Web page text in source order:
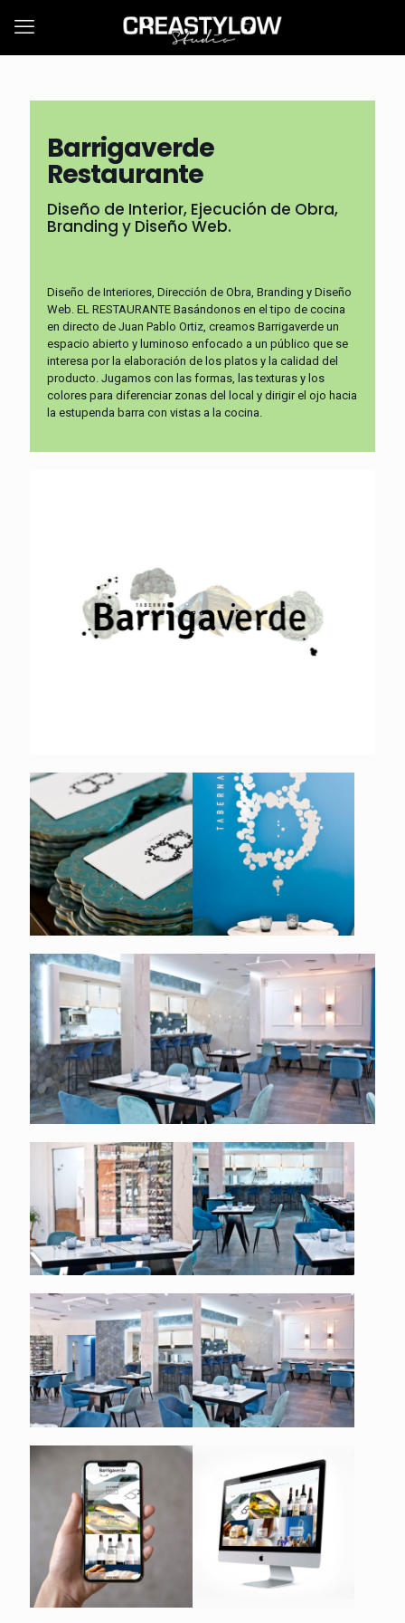
Barrigaverde
Restaurante
Diseño de Interior, Ejecución de Obra,
Branding y Diseño Web.
Diseño de Interiores, Dirección de Obra, Branding y Diseño
Web. EL RESTAURANTE Basándonos en el tipo de cocina
en directo de Juan Pablo Ortiz, creamos Barrigaverde un
espacio abierto y luminoso enfocado a un público que se
interesa por la elaboración de los platos y la calidad del
producto. Jugamos con las formas, las texturas y los
colores para diferenciar zonas del local y dirigir el ojo hacia
la estupenda barra con vistas a la cocina.